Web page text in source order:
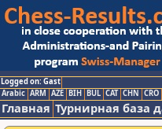
Logged on: Gast
Arabic ARM AZE BIH BUL CAT CHN CRO
Главная Турнирная база